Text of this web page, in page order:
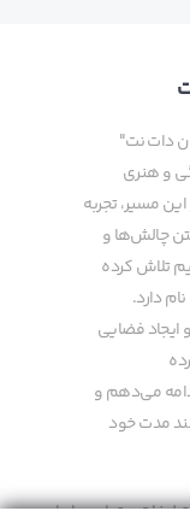
دات نت"
و هنری
مسیر، تجربه
چالش‌ها و
تلاش کرده
دارد.
ایجاد فضایی
می‌دهم و
مدت خود